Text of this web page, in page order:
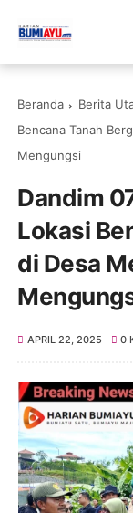
Beranda Berita
Bencana Tanah
Mengungsi
Dandim
Lokasi
di Desa
APRIL 22, 2025 0